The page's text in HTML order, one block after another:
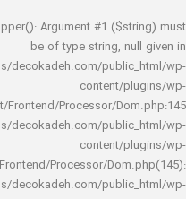
strtoupper(): Argument #1
be of type string,
domains/decokadeh.com/
Frontend/Processor/
domains/decokadeh.com/
Frontend/Processor/
domains/decokadeh.com/